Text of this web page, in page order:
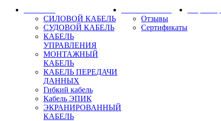
СИЛОВОЙ КАБЕЛЬ
СУДОВОЙ КАБЕЛЬ
КАБЕЛЬ
УПРАВЛЕНИЯ
МОНТАЖНЫЙ
КАБЕЛЬ
КАБЕЛЬ ПЕРЕДАЧИ
ДАННЫХ
Гибкий кабель
Кабель ЭПИК
ЭКРАНИРОВАННЫЙ
КАБЕЛЬ
Отзывы
Сертификаты